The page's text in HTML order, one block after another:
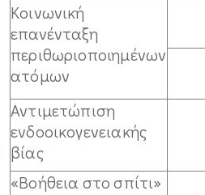
Κοινωνική
επανένταξη
περιθωριοποιημένων
ατόμων
Αντιμετώπιση
ενδοοικογενειακής
βίας
«Βοήθεια στο σπίτι»